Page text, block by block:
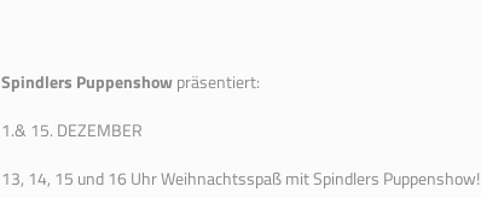
Spindlers Puppenshowpräsentiert:
1.& 15. DEZEMBER
13, 14, 15 und 16 Uhr Weihnachtsspaß mit Spindlers Puppenshow!